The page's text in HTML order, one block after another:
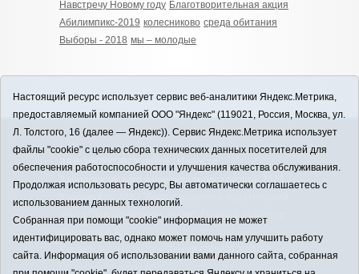
Навстречу Новому году Благотворительная акция
Абилимпикс-2019 колесниково среда обитания
Выборы - 2018 мы – молодые
12+
ЗАВОДОУКОВСК online / Новости
Заводоуковского муниципального округа, 2026
Учредитель: АНО "Информационно-издательский
центр "Заводоуковские вести". Главный редактор:
E-mail:
zavest@obl72.ru
Тел.: 8 (34542) 2-10-33
Политика оператора
Настоящий ресурс использует сервис веб-аналитики Яндекс.Метрика,
предоставляемый компанией ООО "Яндекс" (119021, Россия, Москва, ул.
Л. Толстого, 16 (далее — Яндекс)). Сервис Яндекс.Метрика использует
файлы "cookie" с целью сбора технических данных посетителей для
обеспечения работоспособности и улучшения качества обслуживания.
Продолжая использовать ресурс, Вы автоматически соглашаетесь с
использованием данных технологий.
Собранная при помощи "cookie" информация не может
идентифицировать вас, однако может помочь нам улучшить работу
сайта. Информация об использовании вами данного сайта, собранная